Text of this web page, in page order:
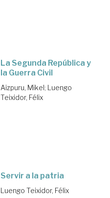
La Segunda República y
la Guerra Civil
Aizpuru, Mikel; Luengo
Teixidor, Félix
Servir a la patria
Luengo Teixidor, Félix